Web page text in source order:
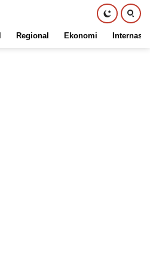
Regional Ekonomi